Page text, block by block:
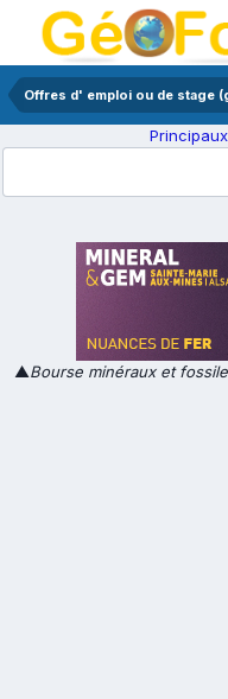
▲Bourse minéraux et